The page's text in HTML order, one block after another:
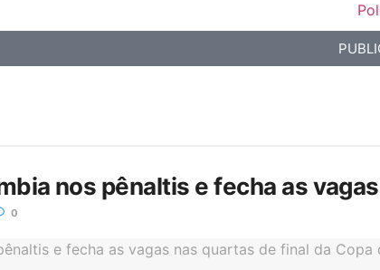
nos pênaltis e fecha as
0